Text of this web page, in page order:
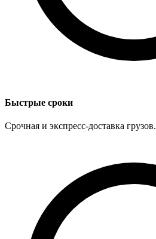
Быстрые сроки
Срочная и экспресс-доставка грузов.